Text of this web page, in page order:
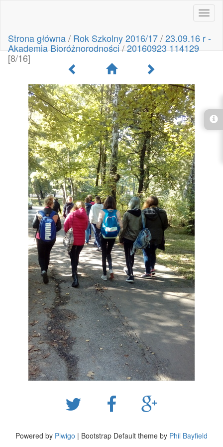
Strona główna/ Rok Szkolny 2016/17/23.09.16 r -
Akademia Bioróżnorodności/20160923 114129
[8/16]
Powered by Piwigo | Bootstrap Default theme by Phil Bayfield